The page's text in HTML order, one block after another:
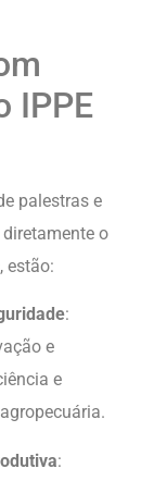
IPPE
palestras e
o
, estão:
:
e
e
: